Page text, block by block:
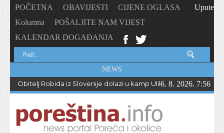
POČETNA OBAVIJESTI
CIJENE OGLASA
Kolumna
POŠALJITE NAM VIJEST
KALENDAR DOGAĐANJA
Upute
NEWS
Obitelj Robida iz Slovenije dolazi u kamp Ulika već 50 godina !
6. 8. 2026. 7:56